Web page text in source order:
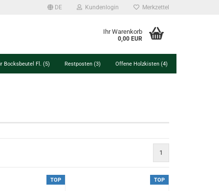
DE Kundenlogin Merkzettel
Ihr Warenkorb
0,00 EUR
Bocksbeutel Fl. (5) Restposten (3) Offene Holzkisten (4)
1
TOP TOP